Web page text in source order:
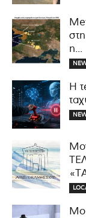
η...
Η